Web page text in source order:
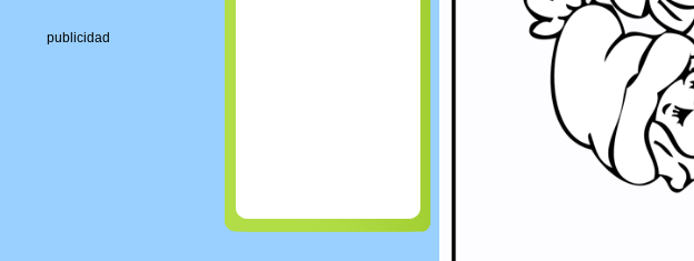
publicidad